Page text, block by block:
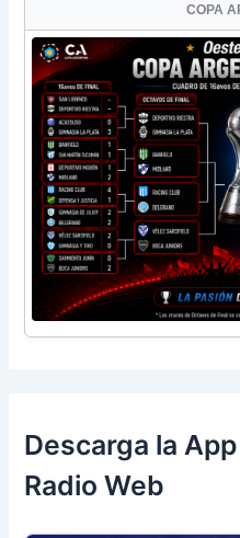
COPA
Descarga la
Radio Web